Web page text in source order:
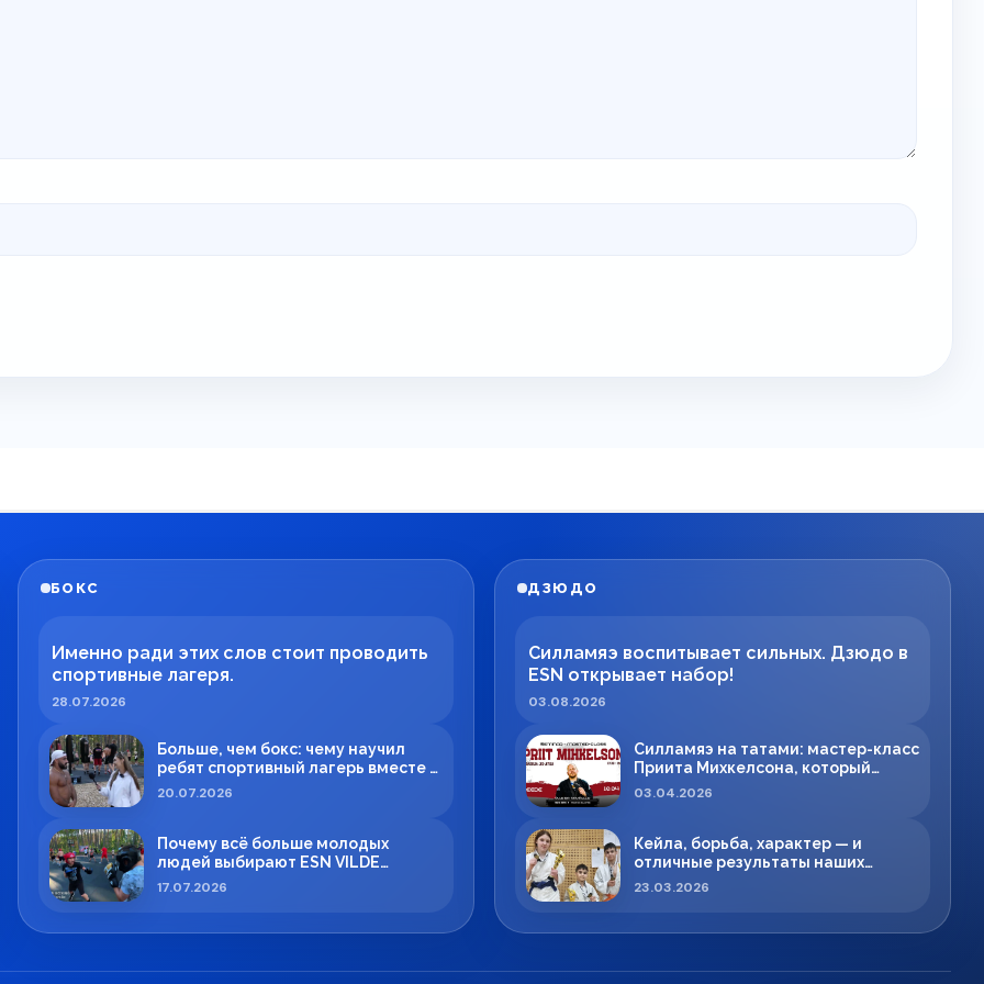
БОКС
Именно ради этих слов стоит проводить
спортивные лагеря.
28.07.2026
Больше, чем бокс: чему научил
ребят спортивный лагерь вместе с
Максимом Вильде
20.07.2026
Почему всё больше молодых
людей выбирают ESN VILDE
BOXING в Силламяэ?
17.07.2026
ДЗЮДО
Силламяэ воспитывает сильных. Дзюдо в
ESN открывает набор!
03.08.2026
Силламяэ на татами: мастер-класс
Приита Михкелсона, который
меняет правила игры в регионе
03.04.2026
Кейла, борьба, характер — и
отличные результаты наших
спортсменов!
23.03.2026